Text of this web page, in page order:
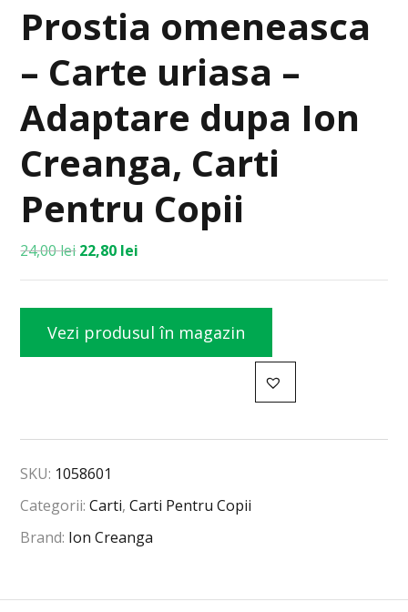
Prostia omeneasca
– Carte uriasa –
Adaptare dupa Ion
Creanga, Carti
Pentru Copii
24,00lei 22,80 lei
Vezi produsul în magazin
SKU: 1058601
Categorii:Carti,Carti Pentru Copii
Brand: Ion Creanga